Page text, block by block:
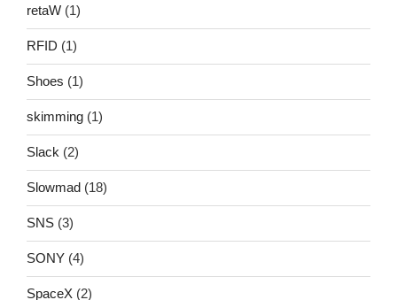
retaW (1)
RFID (1)
Shoes (1)
skimming (1)
Slack (2)
Slowmad (18)
SNS (3)
SONY (4)
SpaceX (2)